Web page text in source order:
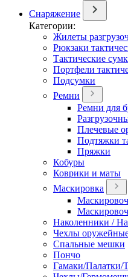
Снаряжение
Категории:
Жилеты
Рюкзаки
Тактические
Портфели
Подсумки
Ремни
Ремни для
Плечевые
Подтяжки
Пряжки
Кобуры
Коврики и маты
Маскировка
Наколенники /
Чехлы
Спальные мешки
Пончо
Гамаки/Палатки/